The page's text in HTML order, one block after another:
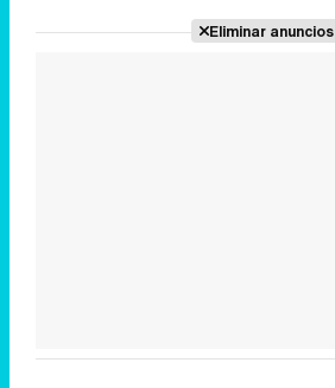
Eliminar anuncios